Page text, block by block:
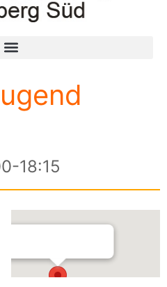
18:15
Andechs
Andechser Str. 13 - Andechs